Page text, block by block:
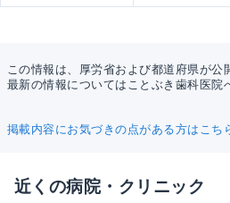
この情報は、厚労省および都道府県が公
最新の情報についてはことぶき歯科医院
掲載内容にお気づきの点がある方はこち
近くの病院・クリニック